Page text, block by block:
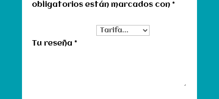
obligatorios están marcados con *
Tu reseña *